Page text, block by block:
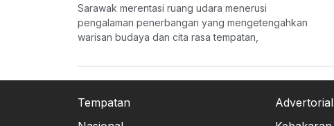
Sarawak merentasi ruang udara menerusi
pengalaman penerbangan yang mengetengahkan
warisan budaya dan cita rasa tempatan,
Tempatan
Advertorial